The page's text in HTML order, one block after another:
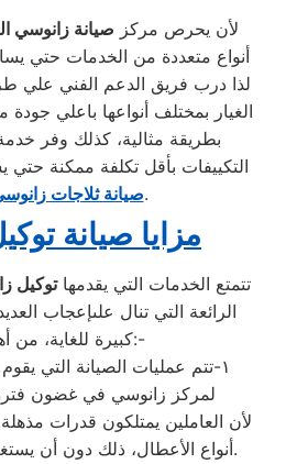
لأن يحرص مركز صيانة زانوسي
أنواع متعددة من الخدمات حتي
لذا درب فريق الدعم الفني علي
الغيار بمختلف أنواعها باعلي
بطريقة مثالية، كذلك وفر
التكييفات بأقل تكلفة ممكنة حتي
صيانة ثلاجاتالعجمي.
مزايا صيانة
تتمتع الخدمات التي يقدمهاتوكيل
الرائعة التي تنال علىإعجاب
كبيرة للغاية، من أهمها الآتي:-
١-تتم عمليات الصيانة التي
لمركز زانوسي في غضون
لأن العاملين يمتلكون قدرات
أنواع الأعطال، ذلك دون أن يستغرقوا مدة زمنية طويلة.